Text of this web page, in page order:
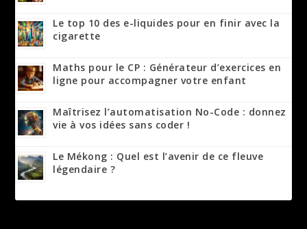
Le top 10 des e-liquides pour en finir avec la
cigarette
Maths pour le CP : Générateur d’exercices en
ligne pour accompagner votre enfant
Maîtrisez l’automatisation No-Code : donnez
vie à vos idées sans coder !
Le Mékong : Quel est l’avenir de ce fleuve
légendaire ?